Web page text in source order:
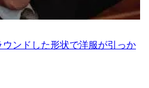
ンドした形状で洋服が引っか